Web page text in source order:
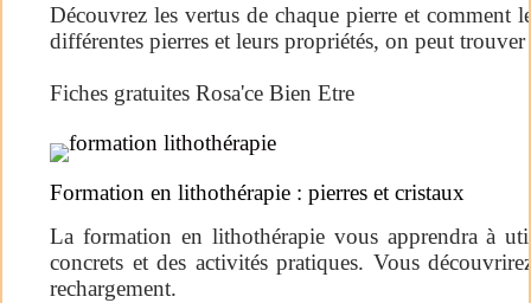
Découvrez les vertus de chaque pierre et comment
différentes pierres et leurs propriétés, on peut
Fiches gratuites Rosa'ce Bien Etre
Formation en lithothérapie : pierres et cristaux
La formation en lithothérapie vous apprendra à
concrets et des activités pratiques. Vous
rechargement.